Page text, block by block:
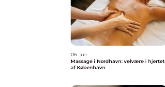
06. jun
Massage i Nordhavn: velvære i hjertet
af København